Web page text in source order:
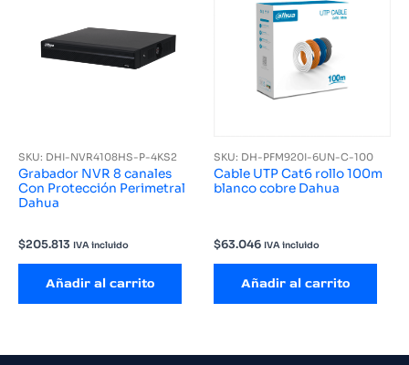
SKU: DHI-NVR4108HS-P-4KS2
Grabador NVR 8 canales
Con Protección Perimetral
Dahua
$205.813 IVA incluido
Añadir al carrito
SKU: DH-PFM920I-6UN-C-100
Cable UTP Cat6 rollo 100m
blanco cobre Dahua
$63.046 IVA incluido
Añadir al carrito